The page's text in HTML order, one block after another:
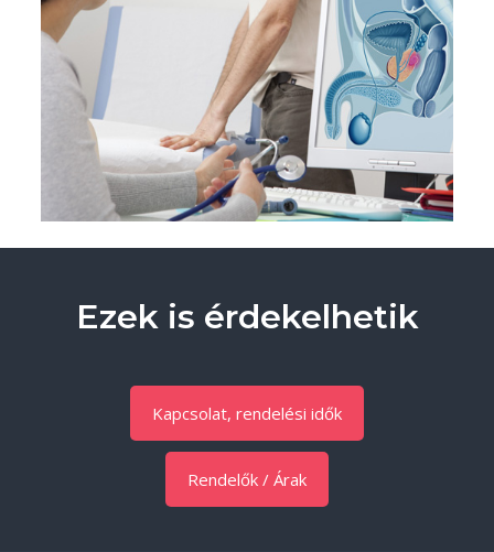
Ezek is érdekelhetik
Kapcsolat, rendelési idők
Rendelők / Árak